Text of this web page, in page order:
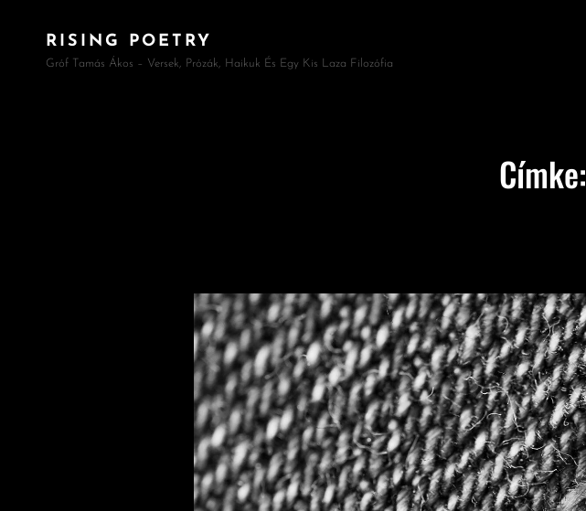
RISING POETRY
Gróf Tamás Ákos – Versek, Prózák, Haikuk És Egy Kis Laza Filozófia
Címke: